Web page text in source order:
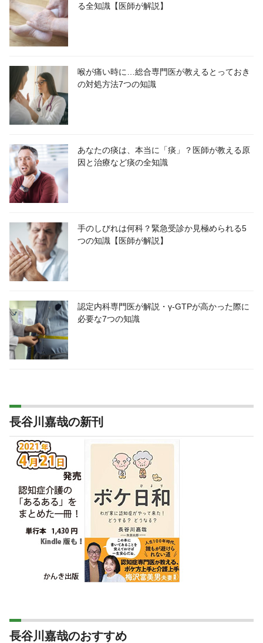
る全知識【医師が解説】
喉が痛い時に…総合専門医が教えるとっておき
の対処方法7つの知識
あなたの痰は、本当に「痰」？医師が教える原
因と治療など痰の全知識
手のしびれは何科？緊急受診か見極められる5
つの知識【医師が解説】
認定内科専門医が解説・γ-GTPが高かった際に
必要な7つの知識
長谷川嘉哉の新刊
長谷川嘉哉のおすすめ